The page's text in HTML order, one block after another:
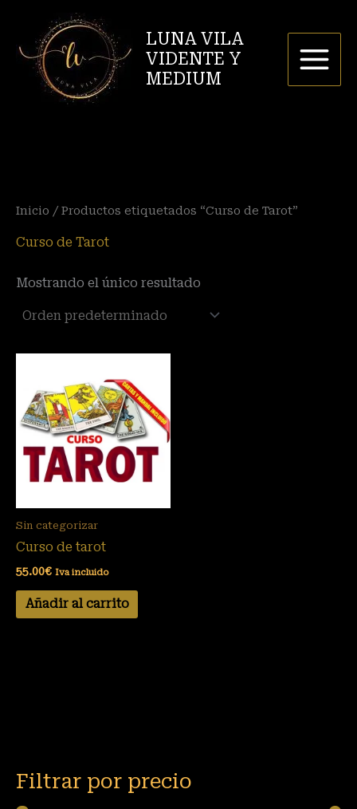
contenido
LUNA VILA
VIDENTE Y
MEDIUM
Filtrar por precio
r
c
r
c
Inicio / Productos etiquetados “Curso de Tarot”
Curso de Tarot
Mostrando el único resultado
Sin categorizar
Curso de tarot
55.00€ Iva incluido
Añadir al carrito